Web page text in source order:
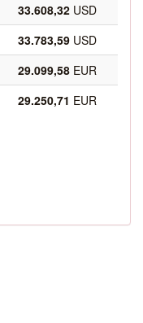
33.608,32 USD
33.783,59 USD
29.099,58 EUR
29.250,71 EUR